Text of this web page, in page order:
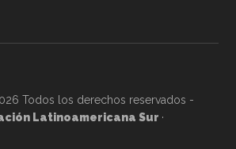
Todos los derechos reservados -
Latinoamericana Sur ·